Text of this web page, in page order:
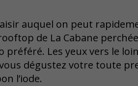
auquel on peut
de La Cabane
Les yeux vers le
dégustez votre toute
l’iode.